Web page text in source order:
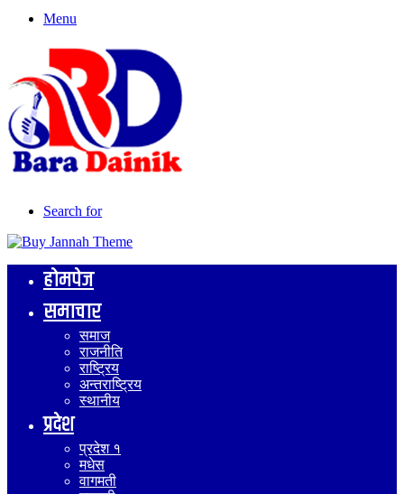
Menu
Search for
होमपेज
समाचार
समाज
राजनीति
राष्ट्रिय
अन्तराष्ट्रिय
स्थानीय
प्रदेश
प्रदेश १
मधेस
वागमती